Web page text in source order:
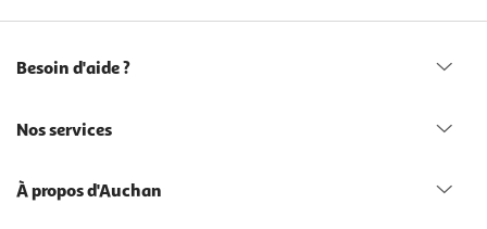
Besoin d'aide ?
Nos services
À propos d'Auchan